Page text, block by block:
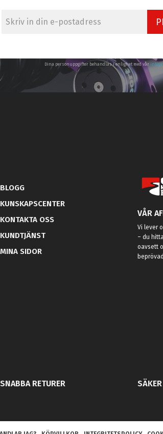
Dina personuppgifter behandlas i enlighet med vår
BLOGG
KUNSKAPSCENTER
KONTAKTA OSS
KUNDTJÄNST
MINA SIDOR
VÅR
Vi lever
– du
oavsett
SNABBA RETURER